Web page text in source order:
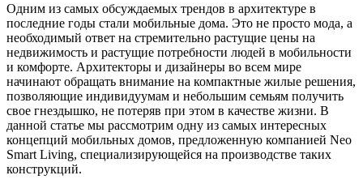
Одним из самых обсуждаемых трендов в архитектуре в
последние годы стали мобильные дома. Это не просто мода, а
необходимый ответ на стремительно растущие цены на
недвижимость и растущие потребности людей в мобильности
и комфорте. Архитекторы и дизайнеры во всем мире
начинают обращать внимание на компактные жилые решения,
позволяющие индивидуумам и небольшим семьям получить
свое гнездышко, не потеряв при этом в качестве жизни. В
данной статье мы рассмотрим одну из самых интересных
концепций мобильных домов, предложенную компанией Neo
Smart Living, специализирующейся на производстве таких
конструкций.